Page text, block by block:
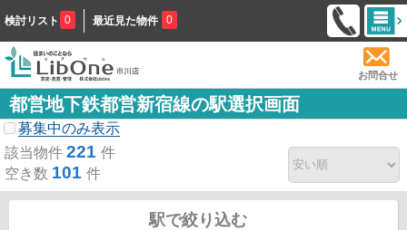
検討リスト 0 最近見た物件 0
お問合せ
都営地下鉄都営新宿線の駅選択画面
募集中のみ表示
該当物件 221 件
空き数 101 件
駅で絞り込む